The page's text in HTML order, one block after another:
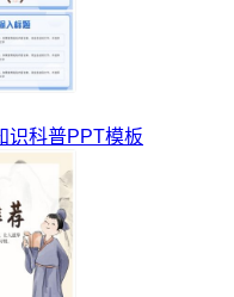
识科普PPT模板